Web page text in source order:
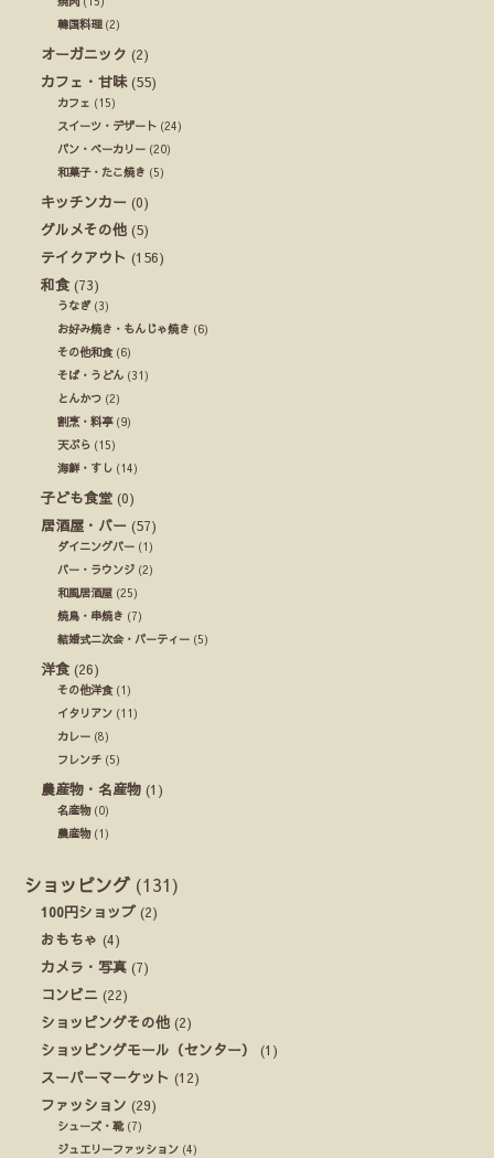
韓国料理(2)
オーガニック (2)
カフェ・甘味(55)
カフェ (15)
スイーツ・デザート (24)
パン・ベーカリー (20)
和菓子・たこ焼き (5)
キッチンカー (0)
グルメその他 (5)
テイクアウト (156)
和食 (73)
うなぎ(3)
お好み焼き・もんじゃ焼き (6)
その他和食(6)
そば・うどん (31)
とんかつ (2)
割烹・料亭(9)
天ぷら (15)
海鮮・すし (14)
子ども食堂 (0)
居酒屋・バー (57)
ダイニングバー (1)
バー・ラウンジ (2)
和風居酒屋 (25)
焼鳥・串焼き (7)
結婚式ニ次会・パーティー (5)
洋食 (26)
その他洋食(1)
イタリアン (11)
カレー (8)
フレンチ (5)
農産物・名産物 (1)
名産物(0)
農産物(1)
ショッピング (131)
100円ショップ (2)
おもちゃ (4)
カメラ・写真 (7)
コンビニ (22)
ショッピングその他 (2)
ショッピングモール（センター）
(1)
スーパーマーケット (12)
ファッション (29)
シューズ・靴(7)
ジュエリーファッション (4)